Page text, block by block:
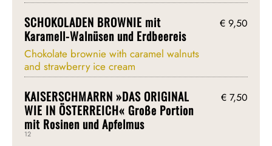
SCHOKOLADEN BROWNIE mit
Karamell-Walnüsen und Erdbeereis
Chokolate brownie with caramel walnuts
and strawberry ice cream
€ 9,50
KAISERSCHMARRN »DAS ORIGINAL
WIE IN ÖSTERREICH« Große Portion
mit Rosinen und Apfelmus
12
€ 7,50